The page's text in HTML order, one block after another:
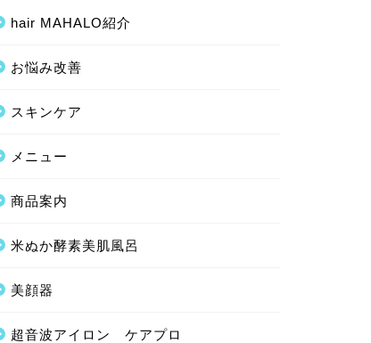
hair MAHALO紹介
お悩み改善
スキンケア
メニュー
商品案内
米ぬか酵素美肌風呂
美顔器
超音波アイロン ケアプロ